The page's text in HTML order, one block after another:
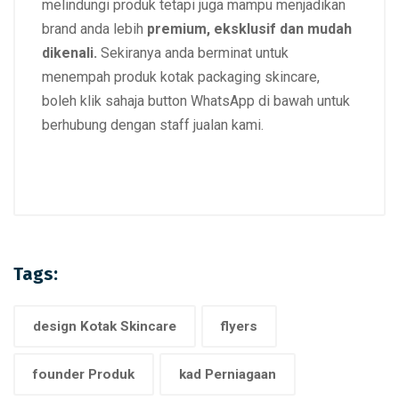
melindungi produk tetapi juga mampu menjadikan
brand anda lebih premium, eksklusif dan mudah
dikenali. Sekiranya anda berminat untuk
menempah produk kotak packaging skincare,
boleh klik sahaja button WhatsApp di bawah untuk
berhubung dengan staff jualan kami.
Tags:
design Kotak Skincare flyers
founder Produk kad Perniagaan